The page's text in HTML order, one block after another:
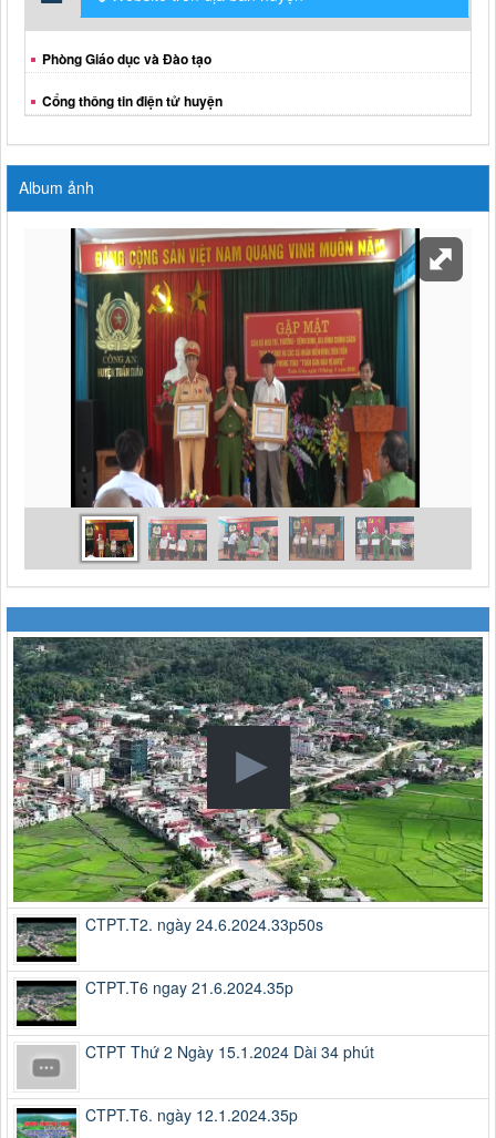
Phòng Giáo dục và Đào tạo
Cổng thông tin điện tử huyện
Album ảnh
CTPT.T2. ngày 24.6.2024.33p50s
CTPT.T6 ngay 21.6.2024.35p
CTPT Thứ 2 Ngày 15.1.2024 Dài 34 phút
CTPT.T6. ngày 12.1.2024.35p